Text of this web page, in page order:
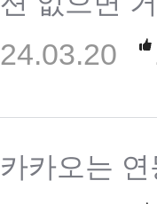
24.03.20
카카오는